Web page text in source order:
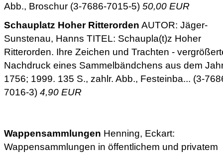
Abb., Broschur (3-7686-7015-5) 50,00 EUR
Schauplatz Hoher Ritterorden AUTOR: Jäger-
Sunstenau, Hanns TITEL: Schaupla(t)z Hoher
Ritterorden. Ihre Zeichen und Trachten -
Nachdruck eines Sammelbändchens aus dem
1756; 1999. 135 S., zahlr. Abb., Festeinba... (3-
7016-3) 4,90 EUR
Wappensammlungen Henning, Eckart:
Wappensammlungen in öffentlichem und privatem